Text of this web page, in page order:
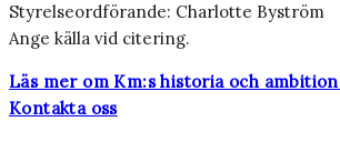
Styrelseordförande: Charlotte Byström
Ange källa vid citering.
Läs mer om Km:s historia och
Kontakta oss